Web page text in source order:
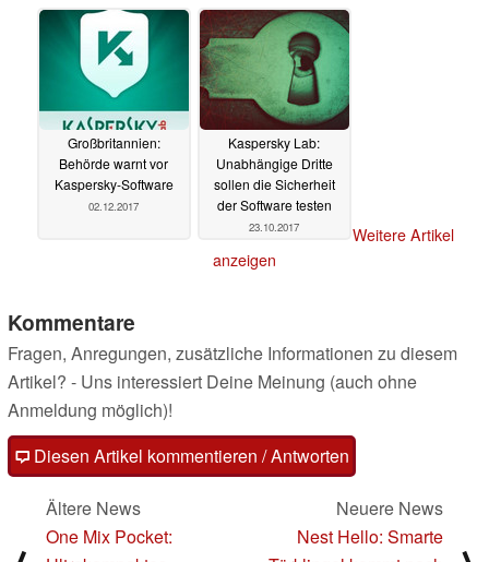
Großbritannien:
Behörde warnt vor
Kaspersky-Software
02.12.2017
Kaspersky Lab:
Unabhängige Dritte
sollen die Sicherheit
der Software testen
23.10.2017
Weitere Artikel
anzeigen
Kommentare
Fragen, Anregungen, zusätzliche Informationen zu diesem
Artikel? - Uns interessiert Deine Meinung (auch ohne
Anmeldung möglich)!
Diesen Artikel kommentieren / Antworten
Ältere News
One Mix Pocket:
Neuere News
Nest Hello: Smarte